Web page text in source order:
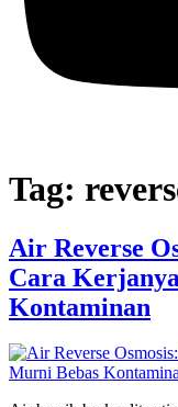
Tag:
Air Reverse
Cara
Kontaminan